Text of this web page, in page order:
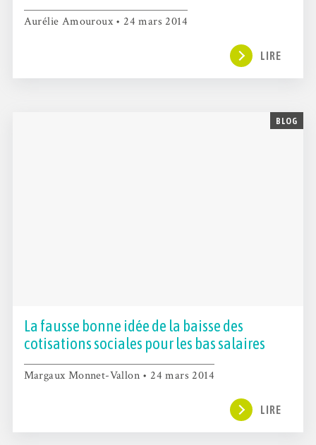
Aurélie Amouroux • 24 mars 2014
LIRE
BLOG
La fausse bonne idée de la baisse des
cotisations sociales pour les bas salaires
Margaux Monnet-Vallon • 24 mars 2014
LIRE